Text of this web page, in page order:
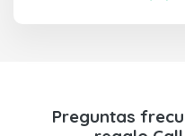
Preguntas